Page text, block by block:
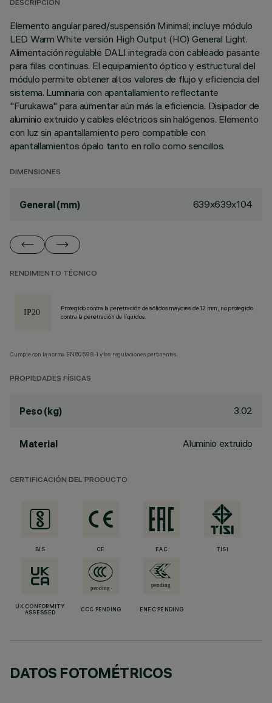
DESCRIPCIÓN
Elemento angular pared/suspensión Minimal; incluye módulo
LED Warm White versión High Output (HO) General Light.
Alimentación regulable DALI integrada con cableado pasante
para filas continuas. El equipamiento óptico y estructural del
módulo permite obtener altos valores de flujo y eficiencia del
sistema. Luminaria con apantallamiento reflectante
"Furukawa" para aumentar aún más la eficiencia. Disipador de
aluminio extruido y cables eléctricos sin halógenos. Elemento
con luz sin apantallamiento pero compatible con
apantallamientos ópalo tanto en rollo como sencillos.
DIMENSIONES
General (mm) 639x639x104
RENDIMIENTO TÉCNICO
Protegido contra la penetración de sólidos mayores de 12 mm, no protegido
contra la penetración de líquidos.
Cumple con la norma EN60598-1 y las regulaciones pertinentes.
PROPIEDADES FÍSICAS
Peso (kg) 3.02
Material Aluminio extruido
CERTIFICACIÓN DEL PRODUCTO
BIS CE EAC TISI
UK CONFORMITY
ASSESSED
CCC PENDING ENEC PENDING
DATOS FOTOMÉTRICOS